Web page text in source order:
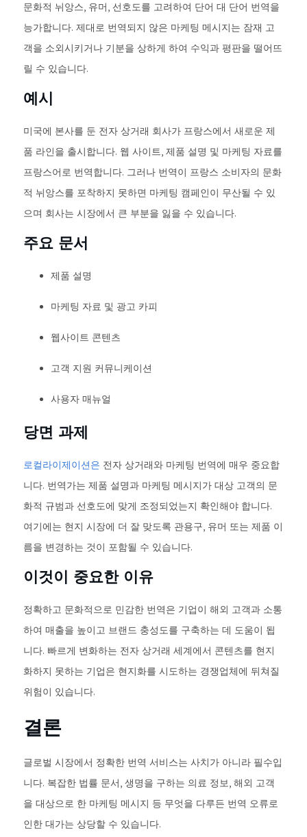
문화적 뉘앙스, 유머, 선호도를 고려하여 단어 대 단어 번역을
능가합니다. 제대로 번역되지 않은 마케팅 메시지는 잠재 고
객을 소외시키거나 기분을 상하게 하여 수익과 평판을 떨어뜨
릴 수 있습니다.
예시
미국에 본사를 둔 전자 상거래 회사가 프랑스에서 새로운 제
품 라인을 출시합니다. 웹 사이트, 제품 설명 및 마케팅 자료를
프랑스어로 번역합니다. 그러나 번역이 프랑스 소비자의 문화
적 뉘앙스를 포착하지 못하면 마케팅 캠페인이 무산될 수 있
으며 회사는 시장에서 큰 부분을 잃을 수 있습니다.
주요 문서
제품 설명
마케팅 자료 및 광고 카피
웹사이트 콘텐츠
고객 지원 커뮤니케이션
사용자 매뉴얼
당면 과제
로컬라이제이션은 전자 상거래와 마케팅 번역에 매우 중요합
니다. 번역가는 제품 설명과 마케팅 메시지가 대상 고객의 문
화적 규범과 선호도에 맞게 조정되었는지 확인해야 합니다.
여기에는 현지 시장에 더 잘 맞도록 관용구, 유머 또는 제품 이
름을 변경하는 것이 포함될 수 있습니다.
이것이 중요한 이유
정확하고 문화적으로 민감한 번역은 기업이 해외 고객과 소통
하여 매출을 높이고 브랜드 충성도를 구축하는 데 도움이 됩
니다. 빠르게 변화하는 전자 상거래 세계에서 콘텐츠를 현지
화하지 못하는 기업은 현지화를 시도하는 경쟁업체에 뒤쳐질
위험이 있습니다.
결론
글로벌 시장에서 정확한 번역 서비스는 사치가 아니라 필수입
니다. 복잡한 법률 문서, 생명을 구하는 의료 정보, 해외 고객
을 대상으로 한 마케팅 메시지 등 무엇을 다루든 번역 오류로
인한 대가는 상당할 수 있습니다.